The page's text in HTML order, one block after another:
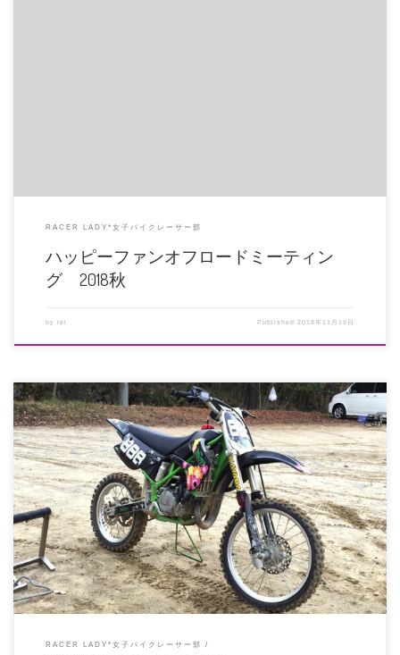
RACER LADY*女子バイクレーサー部
ハッピーファンオフロードミーティン
グ 2018秋
by rei Published2018年11月19日
12月24日クリスマスイブ！ プラザ阪下をKX85で走ってきました。 と、それ
までのざ […]
RACER LADY*女子バイクレーサー部